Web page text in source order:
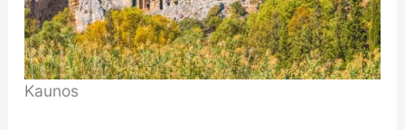
Kaunos